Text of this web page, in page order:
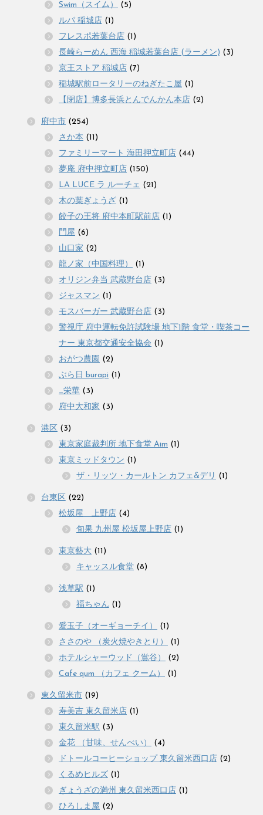
Swim（スイム）
(5)
ルパ 稲城店 (1)
フレスポ若葉台店 (1)
長崎らーめん 西海 稲城若葉台店 (ラーメン) (3)
京王ストア 稲城店 (7)
稲城駅前ロータリーのねぎたこ屋 (1)
【閉店】博多長浜とんでんかん本店 (2)
府中市 (254)
さか本 (11)
ファミリーマート 海田押立町店 (44)
夢庵 府中押立町店 (150)
LA LUCE ラ ルーチェ (21)
木の葉ぎょうざ (1)
餃子の王将 府中本町駅前店 (1)
門屋 (6)
山口家 (2)
龍ノ家（中国料理）
(1)
オリジン弁当 武蔵野台店 (3)
ジャスマン (1)
モスバーガー 武蔵野台店 (3)
警視庁 府中運転免許試験場 地下1階 食堂・喫茶コー
ナー 東京都交通安全協会 (1)
おがつ農園 (2)
ぶら日 burapi (1)
_栄華 (3)
府中大和家 (3)
港区 (3)
東京家庭裁判所 地下食堂 Aim (1)
東京ミッドタウン (1)
ザ・リッツ・カールトン カフェ&デリ (1)
台東区 (22)
松坂屋 上野店 (4)
旬果 九州屋 松坂屋上野店 (1)
東京藝大 (11)
キャッスル食堂 (8)
浅草駅 (1)
福ちゃん (1)
愛玉子（オーギョーチイ）
(1)
ささのや （炭火焼やきとり）
(1)
ホテルシャーウッド（鴬谷）
(2)
Cafe qum （カフェ クーム）
(1)
東久留米市 (19)
寿美吉 東久留米店 (1)
東久留米駅 (3)
金花 （甘味、せんべい）
(4)
ドトールコーヒーショップ 東久留米西口店 (2)
くるめヒルズ (1)
ぎょうざの満州 東久留米西口店 (1)
ひろしま屋 (2)